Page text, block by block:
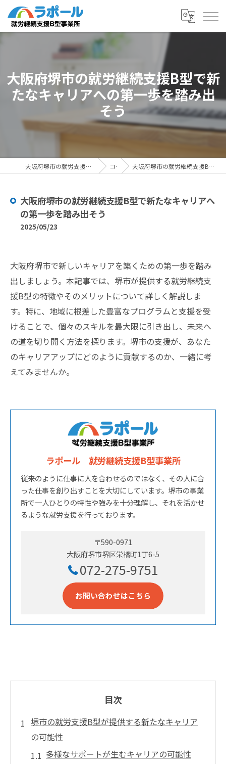
大阪府堺市の就労継続支援B型で新
たなキャリアへの第一歩を踏み出
そう
大阪府堺市の就労支援ならラポール 就労継続支援B型事業所 コラム 大阪府堺市の就労継続支援B型で新たなキャリアへの第一歩を踏み出そう
大阪府堺市の就労継続支援B型で新たなキャリアへ
の第一歩を踏み出そう
2025/05/23
大阪府堺市で新しいキャリアを築くための第一歩を踏み
出しましょう。本記事では、堺市が提供する就労継続支
援B型の特徴やそのメリットについて詳しく解説しま
す。特に、地域に根差した豊富なプログラムと支援を受
けることで、個々のスキルを最大限に引き出し、未来へ
の道を切り開く方法を探ります。堺市の支援が、あなた
のキャリアアップにどのように貢献するのか、一緒に考
えてみませんか。
ラポール 就労継続支援B型事業所
従来のように仕事に人を合わせるのではなく、その人に合
った仕事を創り出すことを大切にしています。堺市の事業
所で一人ひとりの特性や強みを十分理解し、それを活かせ
るような就労支援を行っております。
〒590-0971
大阪府堺市堺区栄橋町1丁6-5
072-275-9751
お問い合わせはこちら
目次
堺市の就労支援B型が提供する新たなキャリア
の可能性
多様なサポートが生むキャリアの可能性